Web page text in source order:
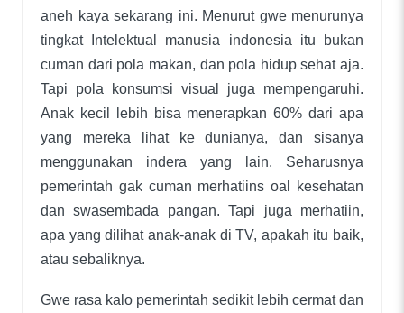
aneh kaya sekarang ini. Menurut gwe menurunya
tingkat Intelektual manusia indonesia itu bukan
cuman dari pola makan, dan pola hidup sehat aja.
Tapi pola konsumsi visual juga mempengaruhi.
Anak kecil lebih bisa menerapkan 60% dari apa
yang mereka lihat ke dunianya, dan sisanya
menggunakan indera yang lain. Seharusnya
pemerintah gak cuman merhatiins oal kesehatan
dan swasembada pangan. Tapi juga merhatiin,
apa yang dilihat anak-anak di TV, apakah itu baik,
atau sebaliknya.
Gwe rasa kalo pemerintah sedikit lebih cermat dan